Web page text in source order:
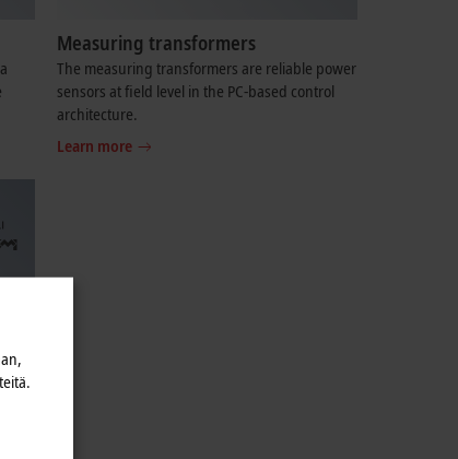
Measuring transformers
The measuring transformers are reliable power
sensors at field level in the PC-based control
architecture.
Learn more